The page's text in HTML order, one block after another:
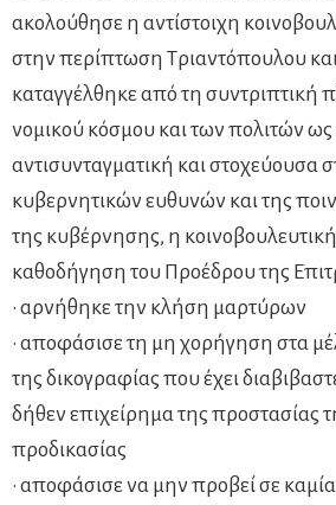
ακολούθησε η αντίστοιχη
στην περίπτωση Τριαντόπουλου
καταγγέλθηκε από τη συντριπτική
νομικού κόσμου και των πολιτών
αντισυνταγματική και στοχεύουσα
κυβερνητικών ευθυνών και της
της κυβέρνησης, η
καθοδήγηση του Προέδρου της
• αρνήθηκε την κλήση μαρτύρων
• αποφάσισε τη μη χορήγηση στα
της δικογραφίας που έχει
δήθεν επιχείρημα της προστασίας
προδικασίας
• αποφάσισε να μην προβεί σε καμία